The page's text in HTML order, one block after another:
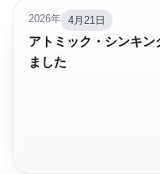
2026年 4月21日
アトミック・シンキ
ました